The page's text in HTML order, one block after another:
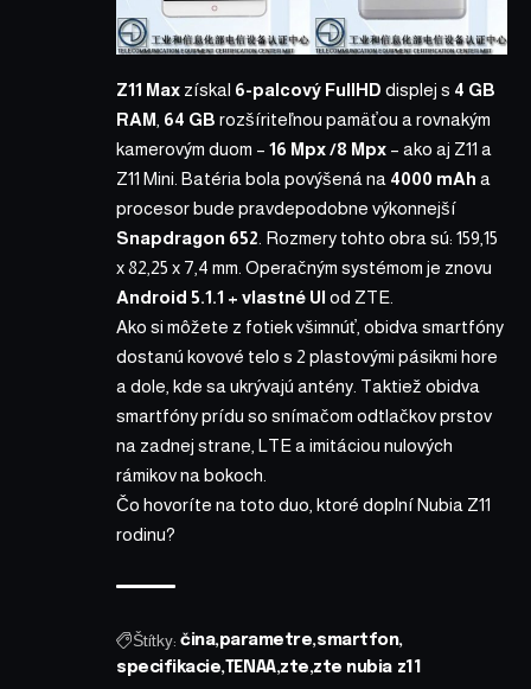
Z11 Max získal 6-palcový FullHD displej s 4 GB
RAM 64 GB rozšíriteľnou pamäťou a rovnakým
kamerovým duom – 16 Mpx /8 Mpx – ako aj Z11 a
Z11 Mini. Batéria bola povýšená na 4000 mAh a
procesor bude pravdepodobne výkonnejší
Snapdragon 652 . Rozmery tohto obra sú: 159,15
x 82,25 x 7,4 mm. Operačným systémom je znovu
Android 5.1.1 + vlastné UI od ZTE.
Ako si môžete z fotiek všimnúť, obidva smartfóny
dostanú kovové telo s 2 plastovými pásikmi hore
a dole, kde sa ukrývajú antény. Taktiež obidva
smartfóny prídu so snímačom odtlačkov prstov
na zadnej strane, LTE a imitáciou nulových
rámikov na bokoch.
Čo hovoríte na toto duo, ktoré doplní Nubia Z11
rodinu?
Štítky: čina parametre smartfon
specifikacie TENAA zte zte nubia z11